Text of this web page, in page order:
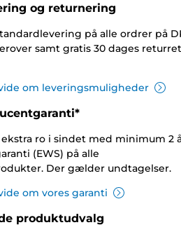
og returnering
på alle ordrer på
samt gratis 30 dages
om leveringsmuligheder
ro i sindet med minimum 2
(EWS) på alle
Der gælder undtagelser.
om vores garanti
produktudvalg